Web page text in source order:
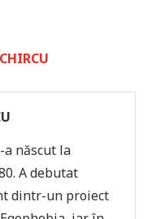
născut la
A debutat
dintr-un proiect